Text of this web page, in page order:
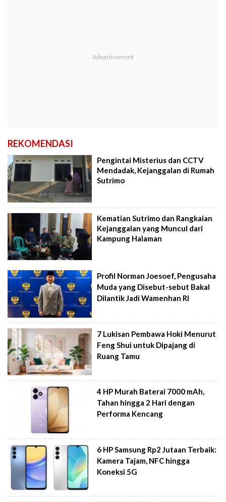
REKOMENDASI
Pengintai Misterius dan CCTV
Mendadak, Kejanggalan di Rumah
Sutrimo
Kematian Sutrimo dan Rangkaian
Kejanggalan yang Muncul dari
Kampung Halaman
Profil Norman Joesoef, Pengusaha
Muda yang Disebut-sebut Bakal
Dilantik Jadi Wamenhan RI
7 Lukisan Pembawa Hoki Menurut
Feng Shui untuk Dipajang di
Ruang Tamu
4 HP Murah Baterai 7000 mAh,
Tahan hingga 2 Hari dengan
Performa Kencang
6 HP Samsung Rp2 Jutaan Terbaik:
Kamera Tajam, NFC hingga
Koneksi 5G